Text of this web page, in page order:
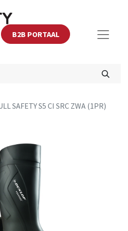
B2B PORTAAL
SAFETY S5 CI SRC ZWA (1PR)